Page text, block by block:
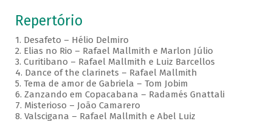
Repertório
1. Desafeto – Hélio Delmiro
2. Elias no Rio – Rafael Mallmith e Marlon Júlio
3. Curitibano – Rafael Mallmith e Luiz Barcellos
4. Dance of the clarinets – Rafael Mallmith
5. Tema de amor de Gabriela – Tom Jobim
6. Zanzando em Copacabana – Radamés Gnattali
7. Misterioso – João Camarero
8. Valscigana – Rafael Mallmith e Abel Luiz